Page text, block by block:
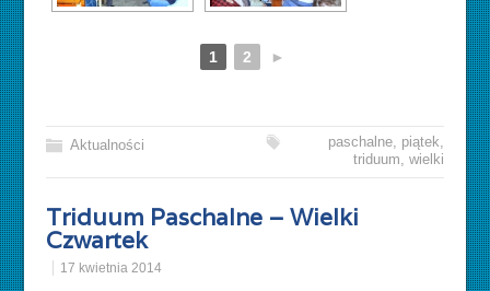
1 2 ►
Aktualności paschalne, piątek,
triduum, wielki
Triduum Paschalne – Wielki
Czwartek
17 kwietnia 2014